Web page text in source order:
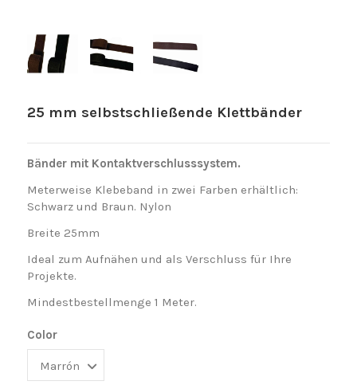
25 mm selbstschließende Klettbänder
Bänder mit Kontaktverschlusssystem.
Meterweise Klebeband in zwei Farben erhältlich:
Schwarz und Braun. Nylon
Breite 25mm
Ideal zum Aufnähen und als Verschluss für Ihre
Projekte.
Mindestbestellmenge 1 Meter.
Color